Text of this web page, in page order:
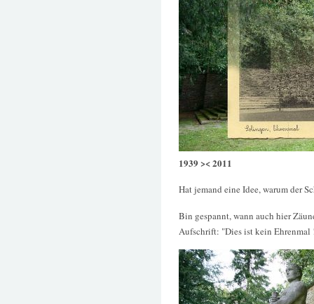
1939 >< 2011
Hat jemand eine Idee, warum der
Bin gespannt, wann auch hier
Aufschrift: "Dies ist kein Ehrenmal